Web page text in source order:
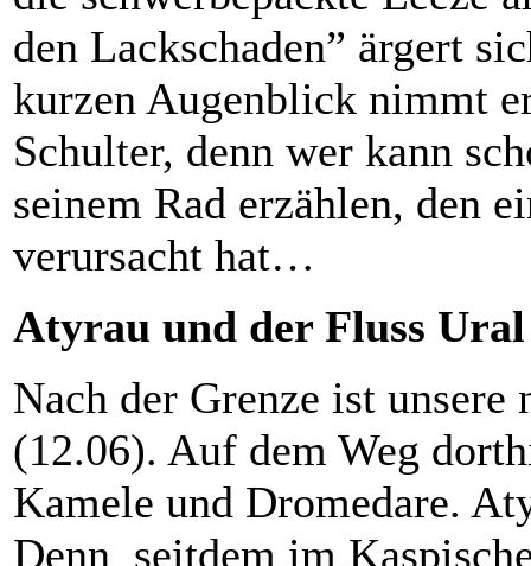
den Lackschaden” ärgert
kurzen Augenblick nimmt
Schulter, denn wer kann
seinem Rad erzählen, den
verursacht hat…
Atyrau und der Fluss Ural
Nach der Grenze ist
(12.06). Auf dem Weg
Kamele und Dromedare.
Denn seitdem im